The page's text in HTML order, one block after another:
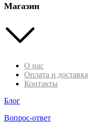
Магазин
О нас
Оплата и доставка
Контакты
Блог
Вопрос-ответ